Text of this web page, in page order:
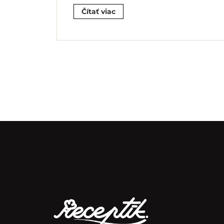
Čítať viac